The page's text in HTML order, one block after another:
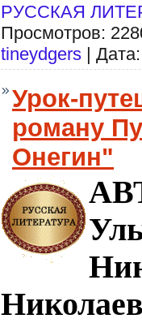
РУССКАЯ
Просмотров:
tineydgers |
Урок-
роману
Онегин"